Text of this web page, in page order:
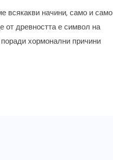
всякакви начини, само и само
от древността е символ на
хормонални причини